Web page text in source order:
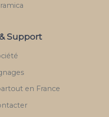
Support
en France